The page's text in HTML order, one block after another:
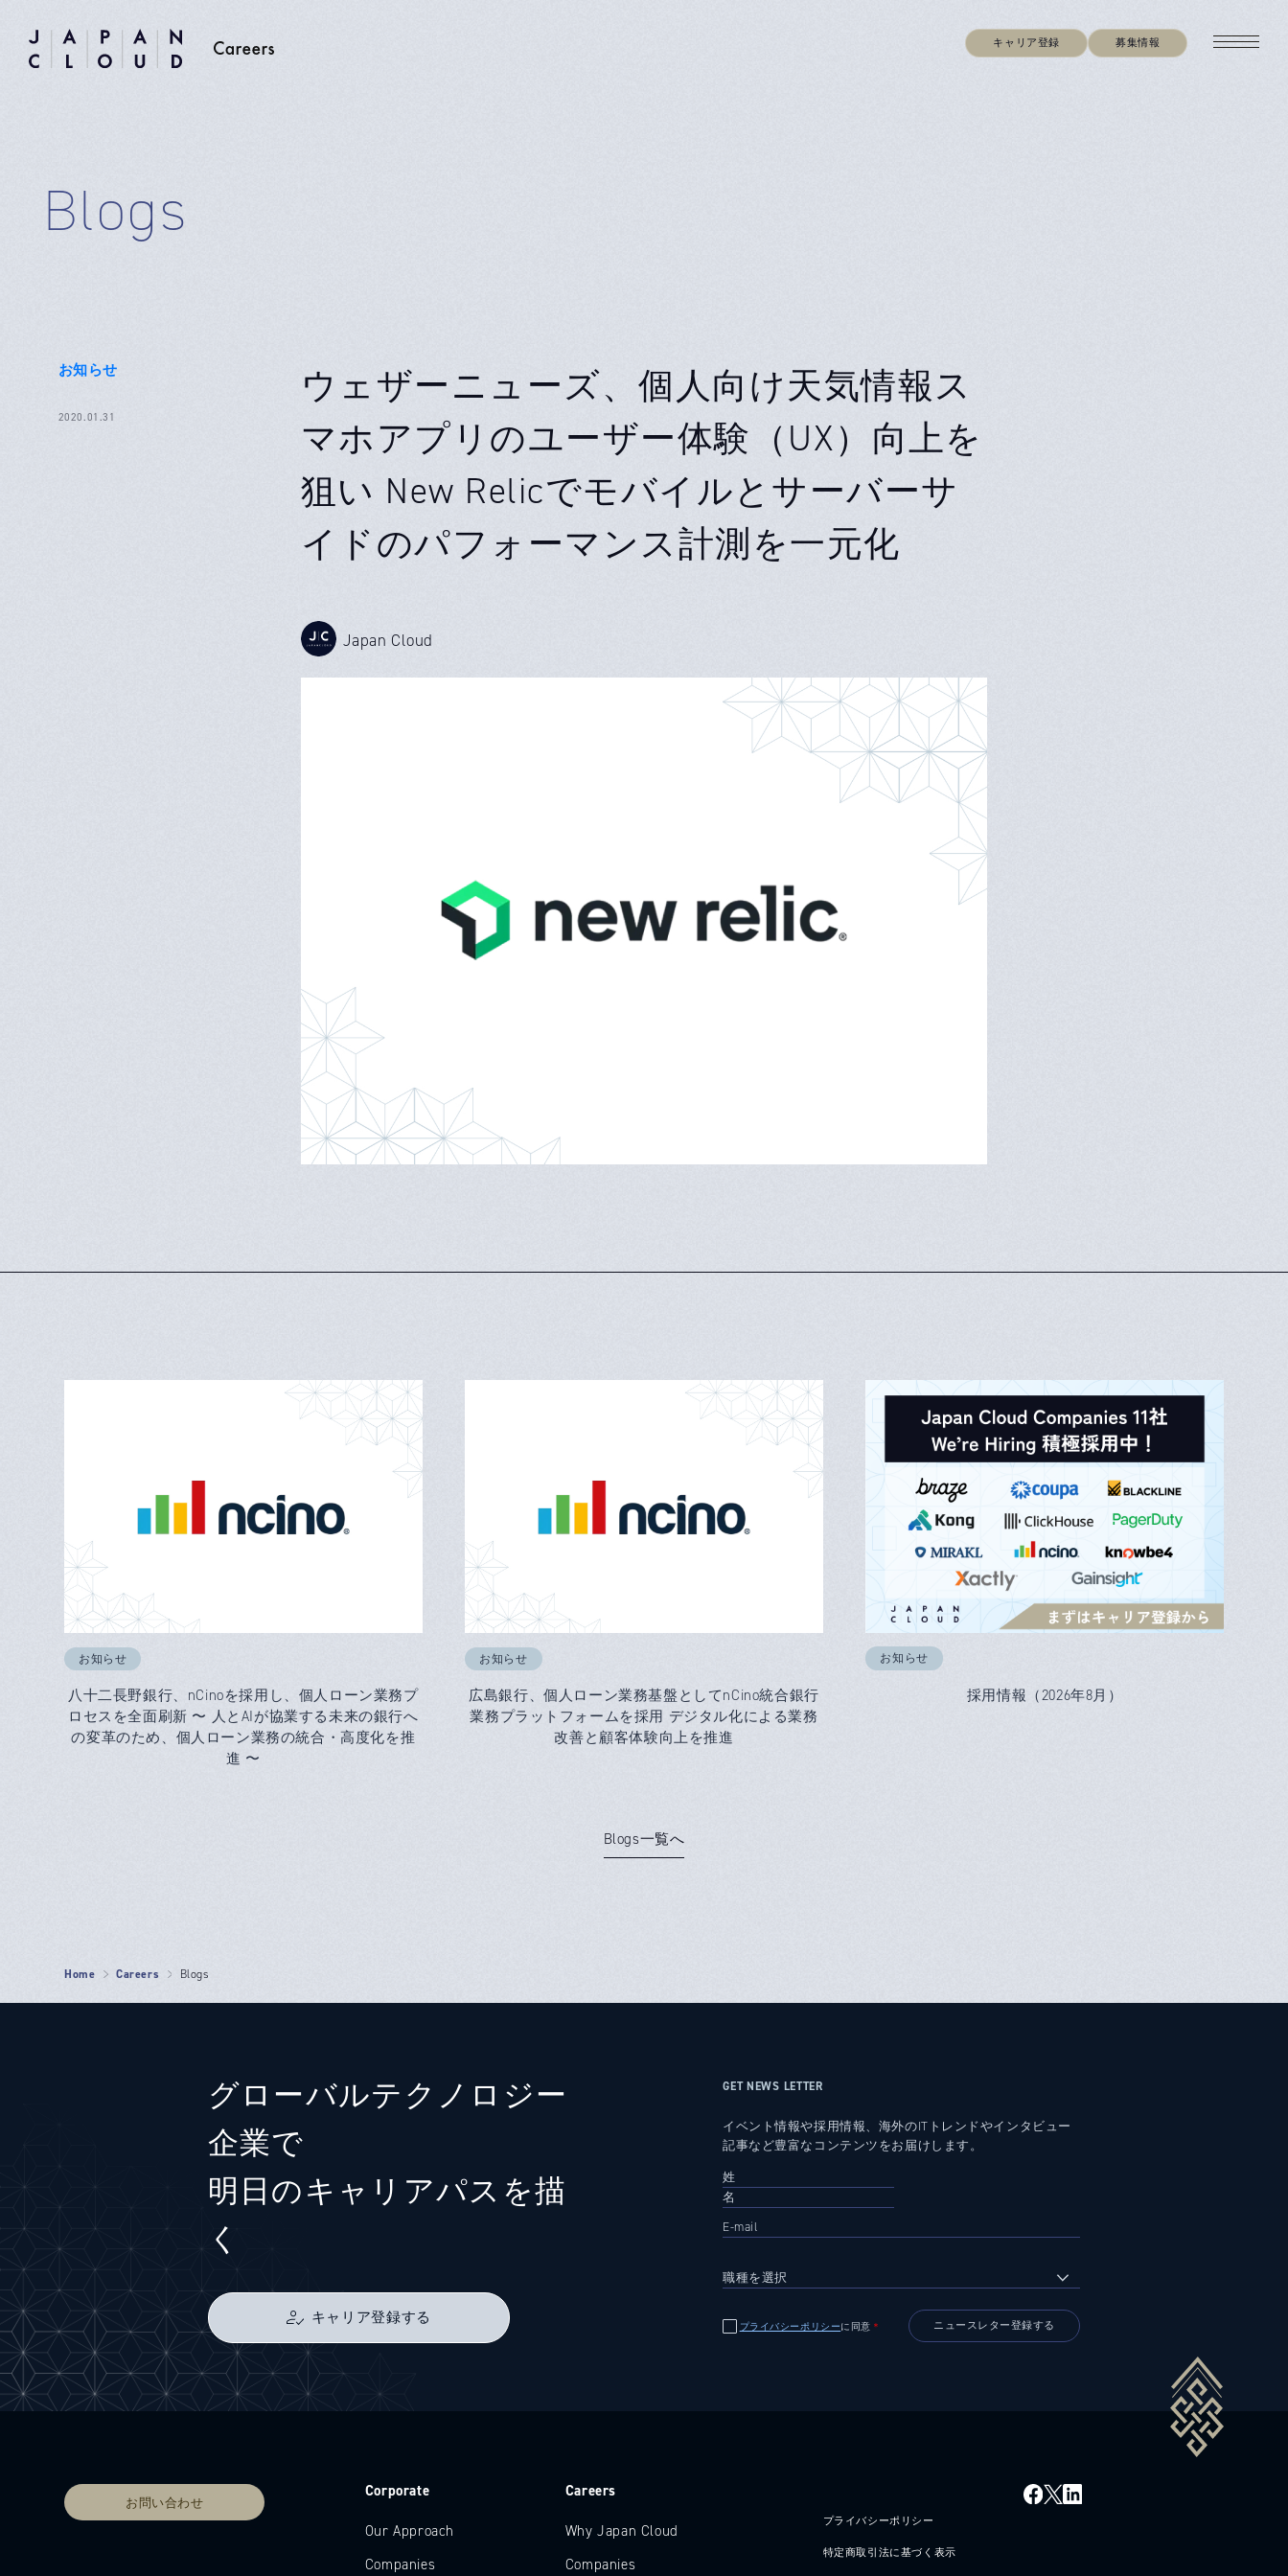
キャリア登録 募集情報
Blogs
お知らせ
2020.01.31
ウェザーニューズ、個人向け天気情報ス
マホアプリのユーザー体験（UX）向上を
狙い New Relicでモバイルとサーバーサ
イドのパフォーマンス計測を一元化
Japan Cloud
お知らせ
八十二長野銀行、nCinoを採用し、個人ローン業務プ
ロセスを全面刷新 〜 人とAIが協業する未来の銀行へ
の変革のため、個人ローン業務の統合・高度化を推
進 〜
お知らせ
広島銀行、個人ローン業務基盤としてnCino統合銀行
業務プラットフォームを採用 デジタル化による業務
改善と顧客体験向上を推進
お知らせ
採用情報（2026年8月）
Blogs一覧へ
Home Careers Blogs
グローバルテクノロジー
企業で
明日のキャリアパスを描
く
キャリア登録する
GET NEWS LETTER
イベント情報や採用情報、海外のITトレンドやインタビュー
記事など豊富なコンテンツをお届けします。
プライバシーポリシーに同意 ＊
お問い合わせ
Corporate
Our Approach
Companies
Careers
Why Japan Cloud
Companies
プライバシーポリシー
特定商取引法に基づく表示